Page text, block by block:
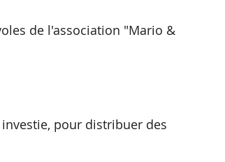
de l'association "Mario &
pour distribuer des